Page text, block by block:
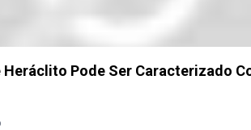
Heráclito Pode Ser Caracterizado